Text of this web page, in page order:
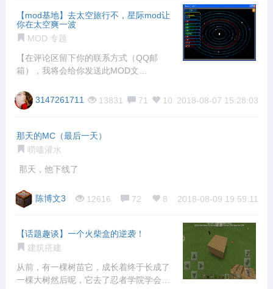
【mod基地】去太空旅行不，星际mod让
你在太空爽一波
MOD 专题
【在评论区留下你的联系方式（QQ邮
箱），我将会给你发送此MOD文
3147261711
13831 71 10 2018-08-07 15:28:03
那天的MC（最后一天）
唠嗑灌水
那天，他下线了
陈博文3 12616 72 8 2018-08-09 19:59:11
【话题趣谈】一个火柴盒的逆袭！
建筑搭建
从前，有一棵树苗它，成长着终于长成了
一棵大树然后呢，它去了忍者学院学会了